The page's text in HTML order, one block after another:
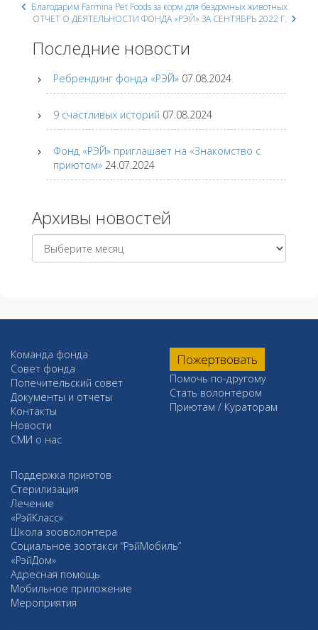
Post
navigation
Благодарим Farmina Pet Foods за корм для бездомных животных
ОТЧЕТ О ДЕЯТЕЛЬНОСТИ ФОНДА «РЭЙ» ЗА СЕНТЯБРЬ 2022 Г.
Последние новости
Ребрендинг фонда «РЭЙ» 07.08.2024
9 счастливых историй 07.08.2024
Фонд «РЭЙ» приглашает на «Знакомство с
приютом» 24.07.2024
Архивы новостей
Архивы
новостей
Команда фонда
Совет фонда
Попечительский совет
Документы и отчеты
Контакты
Новости
СМИ о нас
Пожертвовать
Помочь по-другому
Стать волонтером
Приютам / Кураторам
Поддержка приютов
Стерилизация
Лечение
«РэйКласс»
Школа зооволонтера
Социальное зоотакси “РэйМобиль”
«РэйДом»
Адресная помощь
Мобильное приложение
Мероприятия